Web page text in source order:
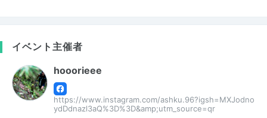
イベント主催者
hooorieee
https://www.instagram.com/ashku.96?igsh=MXJodno
ydDdnazl3aQ%3D%3D&amp;utm_source=qr